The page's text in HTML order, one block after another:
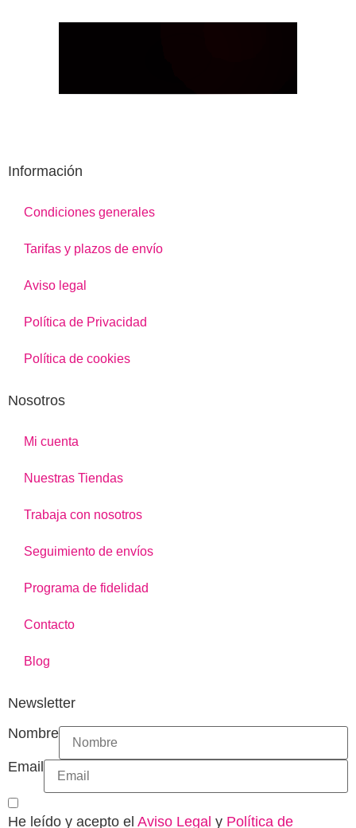
Información
Condiciones generales
Tarifas y plazos de envío
Aviso legal
Política de Privacidad
Política de cookies
Nosotros
Mi cuenta
Nuestras Tiendas
Trabaja con nosotros
Seguimiento de envíos
Programa de fidelidad
Contacto
Blog
Newsletter
Nombre
Email
He leído y acepto el Aviso Legal y Política de